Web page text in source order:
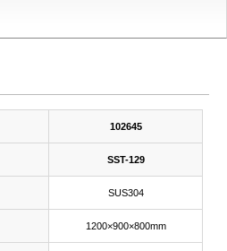
102645
SST-129
SUS304
1200×900×800mm